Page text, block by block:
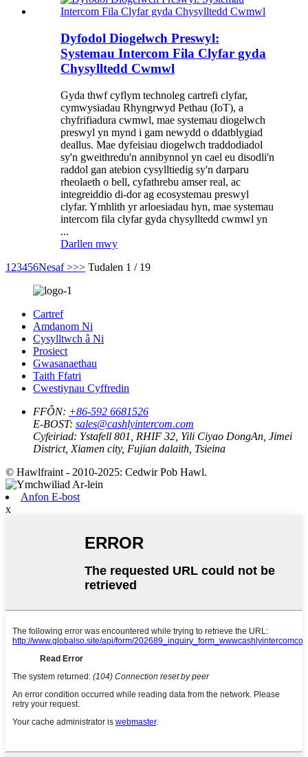
Dyfodol Diogelwch Preswyl:
Systemau Intercom Fila Clyfar gyda
Chysylltedd Cwmwl
Gyda thwf cyflym technoleg cartrefi clyfar,
cymwysiadau Rhyngrwyd Pethau (IoT), a
chyfrifiadura cwmwl, mae systemau diogelwch
preswyl yn mynd i gam newydd o ddatblygiad
deallus. Mae dyfeisiau diogelwch traddodiadol
sy'n gweithredu'n annibynnol yn cael eu disodli'n
raddol gan atebion cysylltiedig sy'n darparu
rheolaeth o bell, cyfathrebu amser real, ac
integreiddio di-dor ag ecosystemau preswyl
clyfar. Ymhlith yr arloesiadau hyn, mae systemau
intercom fila clyfar gyda chysylltedd cwmwl yn
...
Darllen mwy
1 23456Nesaf >>> Tudalen 1 / 19
Cartref
Amdanom Ni
Cysylltwch â Ni
Prosiect
Gwasanaethau
Taith Ffatri
Cwestiynau Cyffredin
FFÔN: +86-592 6681526
E-BOST: sales@cashlyintercom.com
Cyfeiriad: Ystafell 801, RHIF 32, Yili Ciyao DongAn, Jimei
District, Xiamen city, Fujian dalaith, Tsieina
© Hawlfraint - 2010-2025: Cedwir Pob Hawl.
Anfon E-bost
x